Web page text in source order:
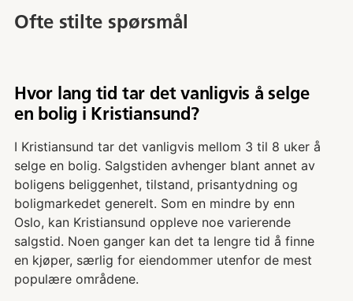
Ofte stilte spørsmål
Hvor lang tid tar det vanligvis å selge
en bolig i Kristiansund?
I Kristiansund tar det vanligvis mellom 3 til 8 uker å
selge en bolig. Salgstiden avhenger blant annet av
boligens beliggenhet, tilstand, prisantydning og
boligmarkedet generelt. Som en mindre by enn
Oslo, kan Kristiansund oppleve noe varierende
salgstid. Noen ganger kan det ta lengre tid å finne
en kjøper, særlig for eiendommer utenfor de mest
populære områdene.